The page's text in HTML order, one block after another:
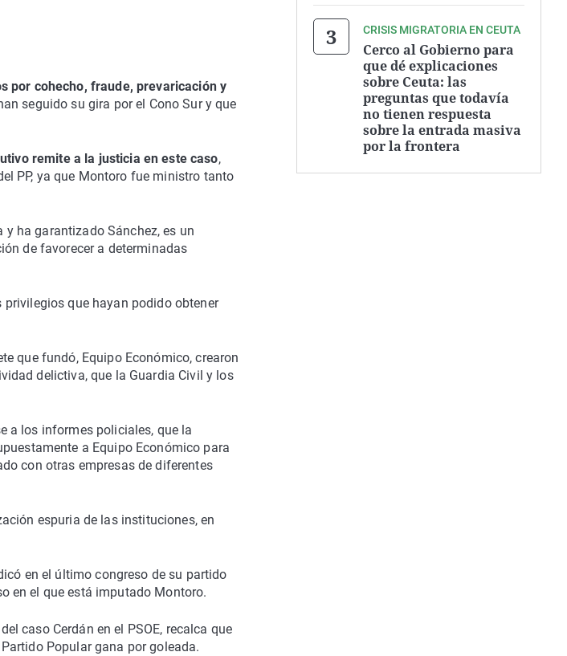
por cohecho, fraude, prevaricación y
seguido su gira por el Cono Sur y que
remite a la justicia en este caso,
PP, ya que Montoro fue ministro tanto
y ha garantizado Sánchez, es un
de favorecer a determinadas
que hayan podido obtener
que fundó, Equipo Económico, crearon
delictiva, que la Guardia Civil y los
a los informes policiales, que la
a Equipo Económico para
con otras empresas de diferentes
espuria de las instituciones, en
en el último congreso de su partido
en el que está imputado Montoro.
caso Cerdán en el PSOE, recalca que
Popular gana por goleada.
CRISIS MIGRATORIA EN CEUTA
Cerco al Gobierno para
que dé explicaciones
sobre Ceuta: las
preguntas que todavía
no tienen respuesta
sobre la entrada masiva
por la frontera